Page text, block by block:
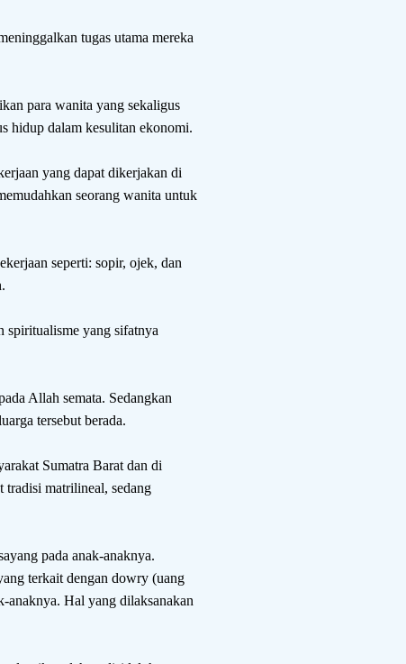
tugas utama mereka
para wanita yang sekaligus
hidup dalam kesulitan ekonomi.
yang dapat dikerjakan di
seorang wanita untuk
seperti: sopir, ojek, dan
spiritualisme yang sifatnya
Allah semata. Sedangkan
tersebut berada.
Sumatra Barat dan di
tradisi matrilineal, sedang
pada anak-anaknya.
terkait dengan dowry (uang
anaknya. Hal yang dilaksanakan